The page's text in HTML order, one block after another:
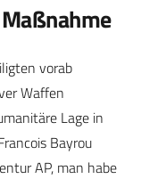
vorab
Waffen
Lage in
Bayrou
AP, man habe